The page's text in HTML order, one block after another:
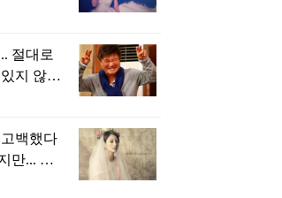
절대로
지 않다
백했다
만... 결
우